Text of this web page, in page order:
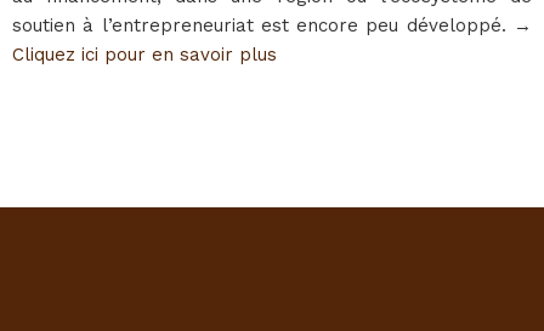
soutien à l’entrepreneuriat est encore peu développé. →
Cliquez ici pour en savoir plus